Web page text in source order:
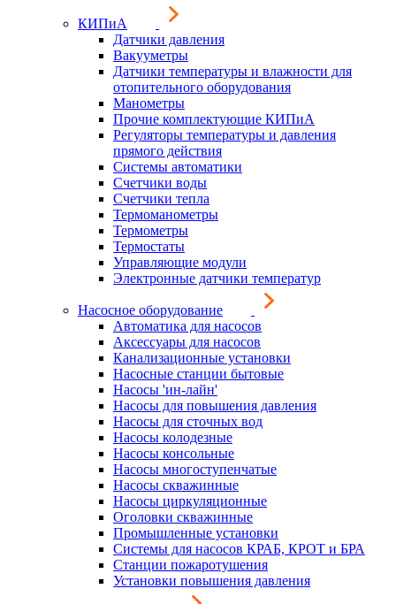
КИПиА
Датчики давления
Вакууметры
Датчики температуры и влажности для
отопительного оборудования
Манометры
Прочие комплектующие КИПиА
Регуляторы температуры и давления
прямого действия
Системы автоматики
Счетчики воды
Счетчики тепла
Термоманометры
Термометры
Термостаты
Управляющие модули
Электронные датчики температур
Насосное оборудование
Автоматика для насосов
Аксессуары для насосов
Канализационные установки
Насосные станции бытовые
Насосы 'ин-лайн'
Насосы для повышения давления
Насосы для сточных вод
Насосы колодезные
Насосы консольные
Насосы многоступенчатые
Насосы скважинные
Насосы циркуляционные
Оголовки скважинные
Промышленные установки
Системы для насосов КРАБ, КРОТ и БРА
Станции пожаротушения
Установки повышения давления